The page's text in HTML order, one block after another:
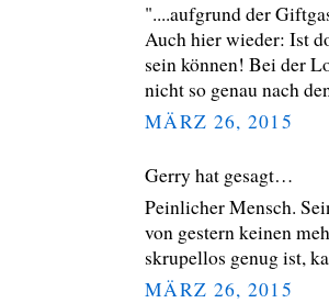
"....aufgrund der
Auch hier wieder: Ist
sein können! Bei der
nicht so genau nach
MÄRZ 26, 2015
Gerry hat gesagt…
Peinlicher Mensch.
von gestern keinen
skrupellos genug ist,
MÄRZ 26, 2015